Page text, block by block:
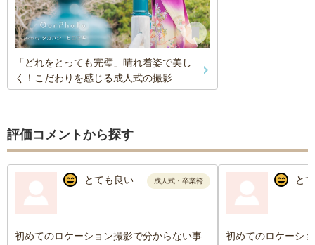
「どれをとっても完璧」晴れ着姿で美し
く！こだわりを感じる成人式の撮影
評価コメントから探す
とても良い 成人式・卒業袴
初めてのロケーション撮影で分からない事
と
初めてのロケーシ